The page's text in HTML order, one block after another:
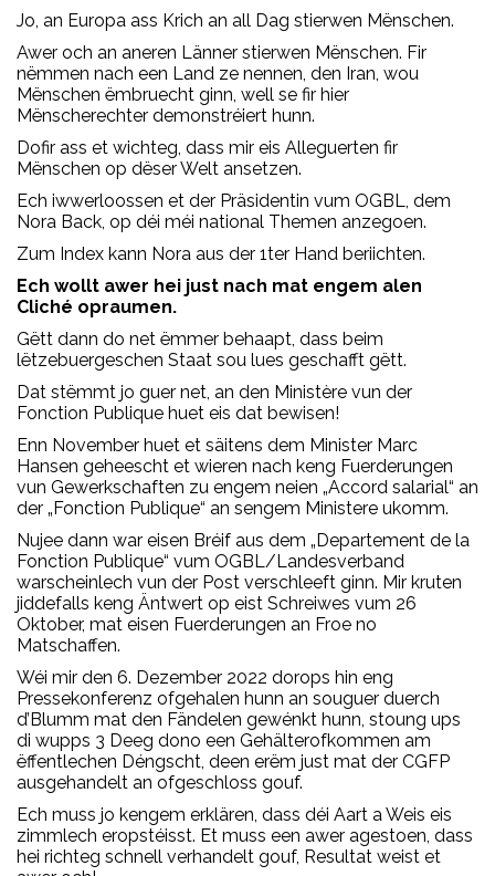
Jo, an Europa ass Krich an all Dag stierwen Mënschen.
Awer och an aneren Länner stierwen Mënschen. Fir
nëmmen nach een Land ze nennen, den Iran, wou
Mënschen ëmbruecht ginn, well se fir hier
Mënscherechter demonstréiert hunn.
Dofir ass et wichteg, dass mir eis Alleguerten fir
Mënschen op dëser Welt ansetzen.
Ech iwwerloossen et der Präsidentin vum OGBL, dem
Nora Back, op déi méi national Themen anzegoen.
Zum Index kann Nora aus der 1ter Hand beriichten.
Ech wollt awer hei just nach mat engem alen
Cliché opraumen.
Gëtt dann do net ëmmer behaapt, dass beim
lëtzebuergeschen Staat sou lues geschafft gëtt.
Dat stëmmt jo guer net, an den Ministère vun der
Fonction Publique huet eis dat bewisen!
Enn November huet et säitens dem Minister Marc
Hansen geheescht et wieren nach keng Fuerderungen
vun Gewerkschaften zu engem neien „Accord salarial“ an
der „Fonction Publique“ an sengem Ministere ukomm.
Nujee dann war eisen Bréif aus dem „Departement de la
Fonction Publique“ vum OGBL/Landesverband
warscheinlech vun der Post verschleeft ginn. Mir kruten
jiddefalls keng Äntwert op eist Schreiwes vum 26
Oktober, mat eisen Fuerderungen an Froe no
Matschaffen.
Wéi mir den 6. Dezember 2022 dorops hin eng
Pressekonferenz ofgehalen hunn an souguer duerch
d’Blumm mat den Fändelen gewénkt hunn, stoung ups
di wupps 3 Deeg dono een Gehälterofkommen am
ëffentlechen Déngscht, deen erëm just mat der CGFP
ausgehandelt an ofgeschloss gouf.
Ech muss jo kengem erklären, dass déi Aart a Weis eis
zimmlech eropstéisst. Et muss een awer agestoen, dass
hei richteg schnell verhandelt gouf, Resultat weist et